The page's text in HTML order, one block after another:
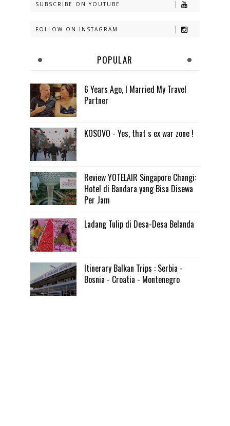
SUBSCRIBE ON YOUTUBE
FOLLOW ON INSTAGRAM
POPULAR
6 Years Ago, I Married My Travel
Partner
KOSOVO - Yes, that s ex war zone !
Review YOTELAIR Singapore Changi:
Hotel di Bandara yang Bisa Disewa
Per Jam
Ladang Tulip di Desa-Desa Belanda
Itinerary Balkan Trips : Serbia -
Bosnia - Croatia - Montenegro